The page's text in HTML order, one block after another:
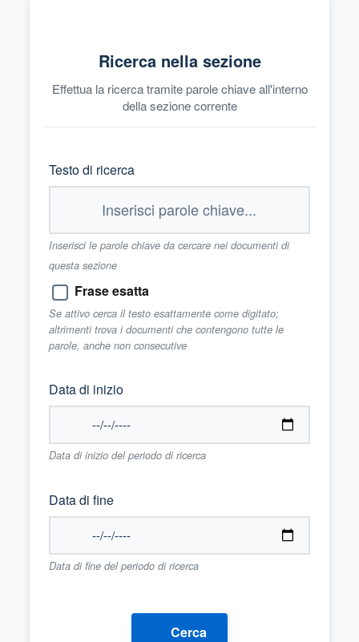
Ricerca nella sezione
Effettua la ricerca tramite parole chiave all'interno
della sezione corrente
Testo di ricerca
Inserisci le parole chiave da cercare nei documenti di
questa sezione
Frase esatta
Se attivo cerca il testo esattamente come digitato;
altrimenti trova i documenti che contengono tutte le
parole, anche non consecutive
Data di inizio
Data di inizio del periodo di ricerca
Data di fine
Data di fine del periodo di ricerca
Cerca